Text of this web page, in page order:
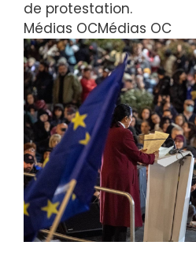
de protestation.
Médias OCMédias OC